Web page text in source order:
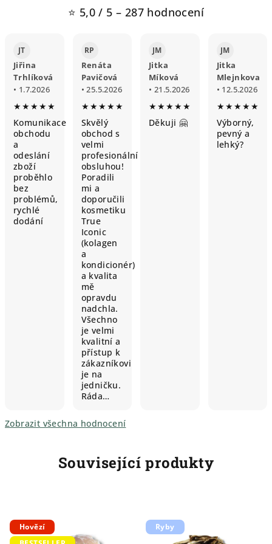
⭐ 5,0 / 5 – 287 hodnocení
JT
Jiřina
Trhlíková
• 1.7.2026
★★★★★
Komunikace
obchodu
a
odeslání
zboží
proběhlo
bez
problémů,
rychlé
dodání
RP
Renáta
Pavičová
• 25.5.2026
★★★★★
Skvělý
obchod s
velmi
profesionální
obsluhou!
Poradili
mi a
doporučili
kosmetiku
True
Iconic
(kolagen
a
kondicionér)
a kvalita
mě
opravdu
nadchla.
Všechno
je velmi
kvalitní a
přístup k
zákazníkovi
je na
jedničku.
Ráda…
JM
Jitka
Míková
• 21.5.2026
★★★★★
Děkuji 🤗
JM
Jitka
Mlejnkova
• 12.5.2026
★★★★★
Výborný,
pevný a
lehký?
Zobrazit všechna hodnocení
Související produkty
Hovězí
Ryby